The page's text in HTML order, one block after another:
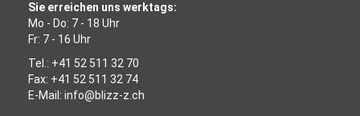
Sie erreichen uns werktags:
Mo - Do: 7 - 18 Uhr
Fr: 7 - 16 Uhr
Tel.: +41 52 511 32 70
Fax: +41 52 511 32 74
E-Mail: info@blizz-z.ch